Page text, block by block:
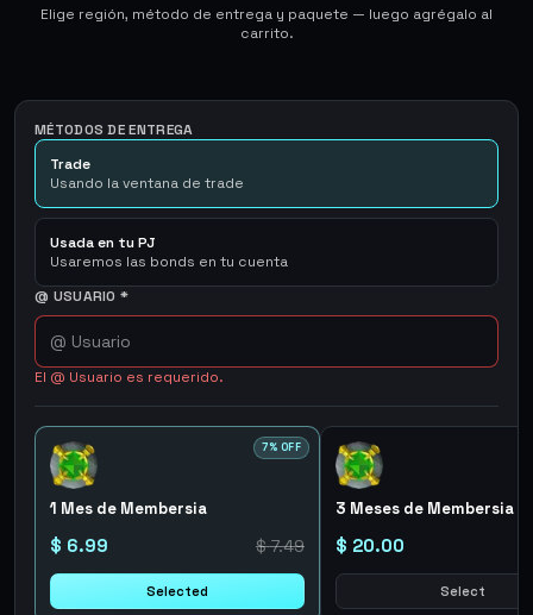
Elige región, método de entrega y paquete — luego agrégalo al
carrito.
MÉTODOS DE ENTREGA
Trade
Usando la ventana de trade
Usada en tu PJ
Usaremos las bonds en tu cuenta
@ USUARIO *
El @ Usuario es requerido.
7% OFF
1 Mes de Membersia
$ 6.99 $ 7.49
Selected
3 Meses de Membersia
$ 20.00
Select